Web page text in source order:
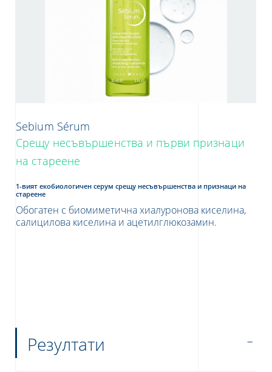
Sebium Sérum
Срещу несъвършенства и първи признаци
на стареене
1-вият екобиологичен серум срещу несъвършенства и признаци на
стареене
Обогатен с биомиметична хиалуронова киселина,
салицилова киселина и ацетилглюкозамин.
Резултати